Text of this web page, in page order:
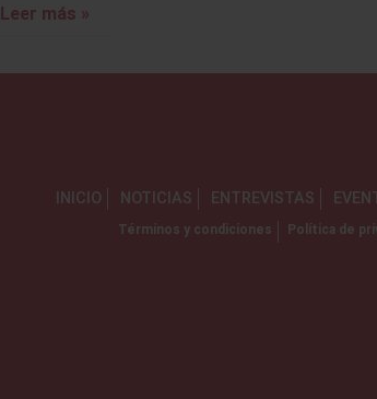
Leer más »
INICIO NOTICIAS ENTREVISTAS
Términos y condiciones Política de